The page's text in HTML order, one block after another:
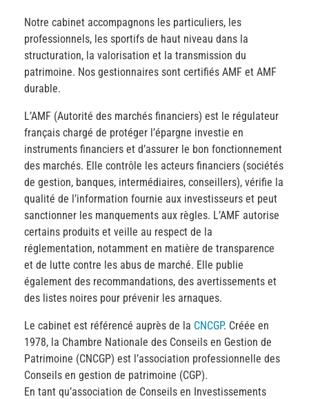
Notre cabinet accompagnons les particuliers, les
professionnels, les sportifs de haut niveau dans la
structuration, la valorisation et la transmission du
patrimoine. Nos gestionnaires sont certifiés AMF et AMF
durable.
L’AMF (Autorité des marchés financiers) est le régulateur
français chargé de protéger l’épargne investie en
instruments financiers et d’assurer le bon fonctionnement
des marchés. Elle contrôle les acteurs financiers (sociétés
de gestion, banques, intermédiaires, conseillers), vérifie la
qualité de l’information fournie aux investisseurs et peut
sanctionner les manquements aux règles. L’AMF autorise
certains produits et veille au respect de la
réglementation, notamment en matière de transparence
et de lutte contre les abus de marché. Elle publie
également des recommandations, des avertissements et
des listes noires pour prévenir les arnaques.
Le cabinet est référencé auprès de la CNCGP. Créée en
1978, la Chambre Nationale des Conseils en Gestion de
Patrimoine (CNCGP) est l’association professionnelle des
Conseils en gestion de patrimoine (CGP).
En tant qu’association de Conseils en Investissements